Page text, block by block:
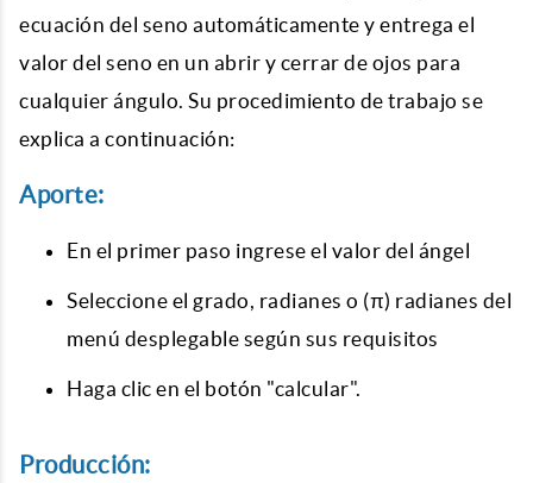
ecuación del seno automáticamente y entrega el
valor del seno en un abrir y cerrar de ojos para
cualquier ángulo. Su procedimiento de trabajo se
explica a continuación:
Aporte:
En el primer paso ingrese el valor del ángel
Seleccione el grado, radianes o (π) radianes del
menú desplegable según sus requisitos
Haga clic en el botón "calcular".
Producción: